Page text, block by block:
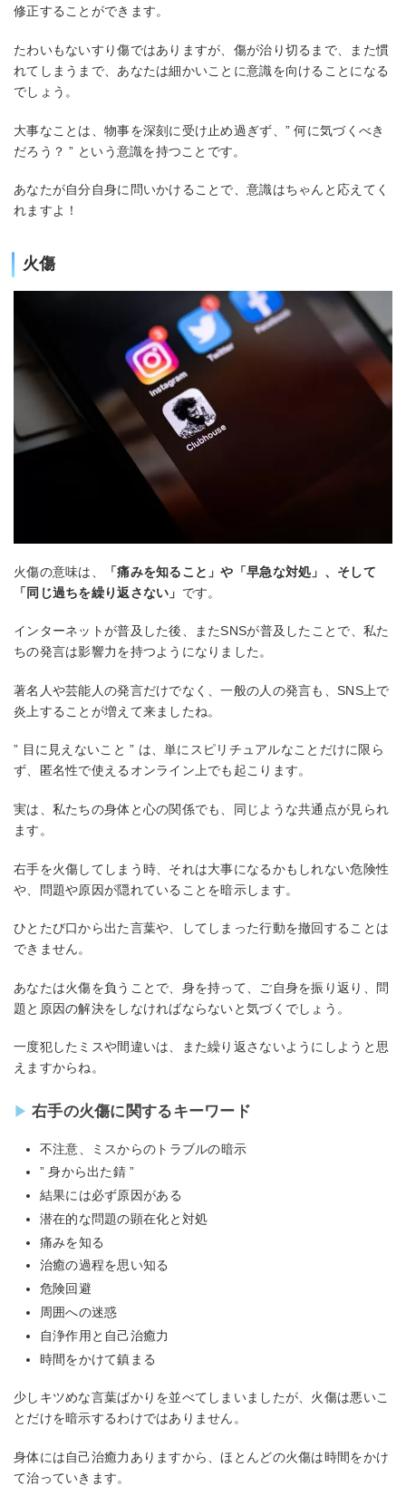
修正することができます。
たわいもないすり傷ではありますが、傷が治り切るまで、また慣
れてしまうまで、あなたは細かいことに意識を向けることになる
でしょう。
大事なことは、物事を深刻に受け止め過ぎず、” 何に気づくべき
だろう？ ” という意識を持つことです。
あなたが自分自身に問いかけることで、意識はちゃんと応えてく
れますよ！
火傷
火傷の意味は、
「痛みを知ること」や「早急な対処」、そして
「同じ過ちを繰り返さない」 です。
インターネットが普及した後、またSNSが普及したことで、私た
ちの発言は影響力を持つようになりました。
著名人や芸能人の発言だけでなく、一般の人の発言も、SNS上で
炎上することが増えて来ましたね。
” 目に見えないこと ” は、単にスピリチュアルなことだけに限ら
ず、匿名性で使えるオンライン上でも起こります。
実は、私たちの身体と心の関係でも、同じような共通点が見られ
ます。
右手を火傷してしまう時、それは大事になるかもしれない危険性
や、問題や原因が隠れていることを暗示します。
ひとたび口から出た言葉や、してしまった行動を撤回することは
できません。
あなたは火傷を負うことで、身を持って、ご自身を振り返り、問
題と原因の解決をしなければならないと気づくでしょう。
一度犯したミスや間違いは、また繰り返さないようにしようと思
えますからね。
右手の火傷に関するキーワード
不注意、ミスからのトラブルの暗示
” 身から出た錆 ”
結果には必ず原因がある
潜在的な問題の顕在化と対処
痛みを知る
治癒の過程を思い知る
危険回避
周囲への迷惑
自浄作用と自己治癒力
時間をかけて鎮まる
少しキツめな言葉ばかりを並べてしまいましたが、火傷は悪いこ
とだけを暗示するわけではありません。
身体には自己治癒力ありますから、ほとんどの火傷は時間をかけ
て治っていきます。